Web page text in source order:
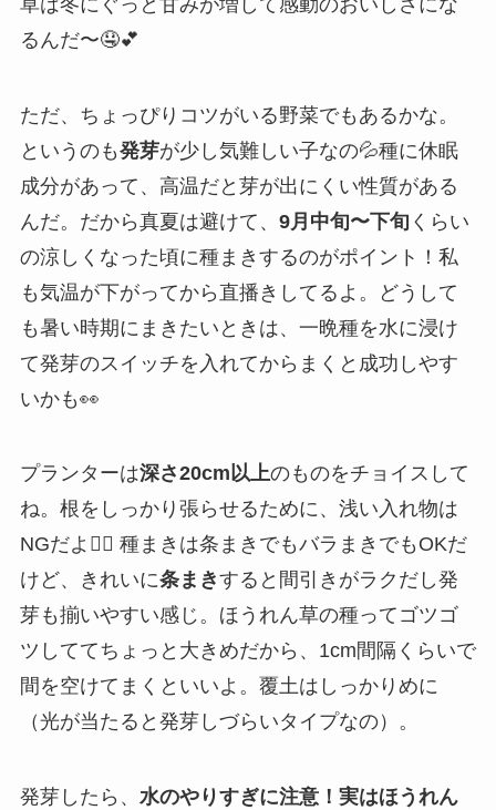
るんだ〜🤤💕
ただ、ちょっぴりコツがいる野菜でもあるかな。
というのも発芽が少し気難しい子なの💦種に休眠
成分があって、高温だと芽が出にくい性質がある
んだ。だから真夏は避けて、 9月中旬〜下旬 くらい
の涼しくなった頃に種まきするのがポイント！私
も気温が下がってから直播きしてるよ。どうして
も暑い時期にまきたいときは、一晩種を水に浸け
て発芽のスイッチを入れてからまくと成功しやす
いかも👀
プランターは深さ20cm以上のものをチョイスして
ね。根をしっかり張らせるために、浅い入れ物は
NGだよ🙅‍♀️ 種まきは条まきでもバラまきでもOKだ
けど、きれいに条まきすると間引きがラクだし発
芽も揃いやすい感じ。ほうれん草の種ってゴツゴ
ツしててちょっと大きめだから、1cm間隔くらいで
間を空けてまくといいよ。覆土はしっかりめに
（光が当たると発芽しづらいタイプなの）。
発芽したら、 水のやりすぎに注意！実はほうれん